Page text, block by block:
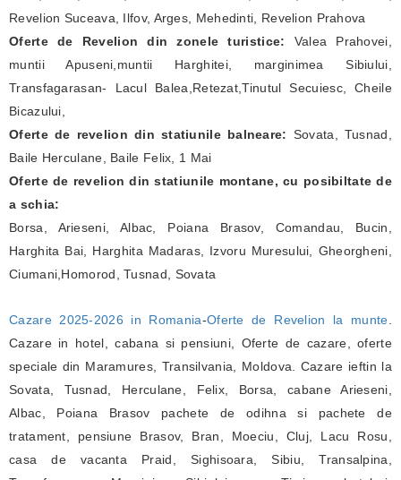
Revelion Suceava, Ilfov, Arges, Mehedinti, Revelion Prahova
Oferte de Revelion din zonele turistice: Valea Prahovei,
muntii Apuseni,muntii Harghitei, marginimea Sibiului,
Transfagarasan- Lacul Balea,Retezat,Tinutul Secuiesc, Cheile
Bicazului,
Oferte de revelion din statiunile balneare: Sovata, Tusnad,
Baile Herculane, Baile Felix, 1 Mai
Oferte de revelion din statiunile montane, cu posibiltate de
a schia:
Borsa, Arieseni, Albac, Poiana Brasov, Comandau, Bucin,
Harghita Bai, Harghita Madaras, Izvoru Muresului, Gheorgheni,
Ciumani,Homorod, Tusnad, Sovata
Cazare 2025-2026 in Romania-Oferte de Revelion la munte
Cazare in hotel, cabana si pensiuni, Oferte de cazare, oferte
speciale din Maramures, Transilvania, Moldova. Cazare ieftin la
Sovata, Tusnad, Herculane, Felix, Borsa, cabane Arieseni,
Albac, Poiana Brasov pachete de odihna si pachete de
tratament, pensiune Brasov, Bran, Moeciu, Cluj, Lacu Rosu,
casa de vacanta Praid, Sighisoara, Sibiu, Transalpina,